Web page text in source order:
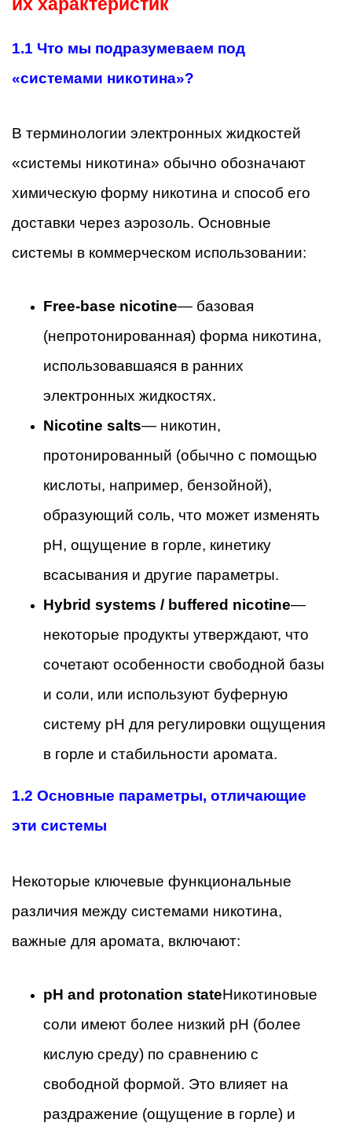
их характеристик
1.1 Что мы подразумеваем под
«системами никотина»?
В терминологии электронных жидкостей
«системы никотина» обычно обозначают
химическую форму никотина и способ его
доставки через аэрозоль. Основные
системы в коммерческом использовании:
Free-base nicotine— базовая
(непротонированная) форма никотина,
использовавшаяся в ранних
электронных жидкостях.
Nicotine salts— никотин,
протонированный (обычно с помощью
кислоты, например, бензойной),
образующий соль, что может изменять
pH, ощущение в горле, кинетику
всасывания и другие параметры.
Hybrid systems / buffered nicotine—
некоторые продукты утверждают, что
сочетают особенности свободной базы
и соли, или используют буферную
систему pH для регулировки ощущения
в горле и стабильности аромата.
1.2 Основные параметры, отличающие
эти системы
Некоторые ключевые функциональные
различия между системами никотина,
важные для аромата, включают:
pH and protonation stateНикотиновые
соли имеют более низкий pH (более
кислую среду) по сравнению с
свободной формой. Это влияет на
раздражение (ощущение в горле) и